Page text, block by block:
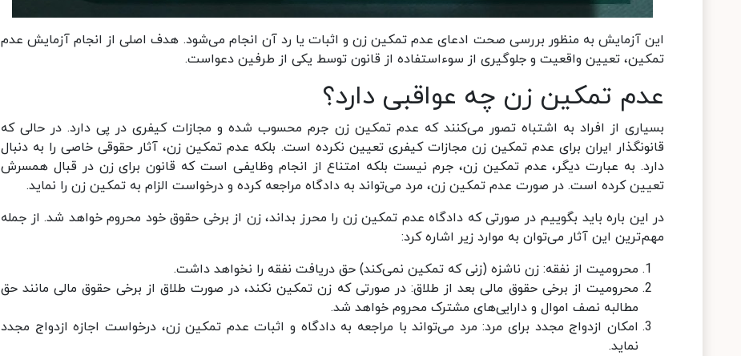
این آزمایش به منظور بررسی صحت ادعای عدم تمکین زن و اثبات یا رد آن انجام می‌شود. هدف اصلی از انجام آزمایش عدم
تمکین، تعیین واقعیت و جلوگیری از سوءاستفاده از قانون توسط یکی از طرفین دعواست.
عدم تمکین زن چه عواقبی دارد؟
بسیاری از افراد به اشتباه تصور می‌کنند که عدم تمکین زن جرم محسوب شده و مجازات کیفری در پی دارد. در حالی که
قانونگذار ایران برای عدم تمکین زن مجازات کیفری تعیین نکرده است. بلکه عدم تمکین زن، آثار حقوقی خاصی را به دنبال
دارد. به عبارت دیگر، عدم تمکین زن، جرم نیست بلکه امتناع از انجام وظایفی است که قانون برای زن در قبال همسرش
تعیین کرده است. در صورت عدم تمکین زن، مرد می‌تواند به دادگاه مراجعه کرده و درخواست الزام به تمکین زن را نماید.
در این باره باید بگوییم در صورتی که دادگاه عدم تمکین زن را محرز بداند، زن از برخی حقوق خود محروم خواهد شد. از جمله
مهم‌ترین این آثار می‌توان به موارد زیر اشاره کرد:
محرومیت از نفقه: زن ناشزه (زنی که تمکین نمی‌کند) حق دریافت نفقه را نخواهد داشت.
محرومیت از برخی حقوق مالی بعد از طلاق: در صورتی که زن تمکین نکند، در صورت طلاق از برخی حقوق مالی مانند حق
مطالبه نصف اموال و دارایی‌های مشترک محروم خواهد شد.
امکان ازدواج مجدد برای مرد: مرد می‌تواند با مراجعه به دادگاه و اثبات عدم تمکین زن، درخواست اجازه ازدواج مجدد
نماید.